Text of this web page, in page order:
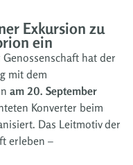
Exkursion zu
ein
hat der
mit dem
am 20. September
Konverter beim
Das Leitmotiv der
erleben –